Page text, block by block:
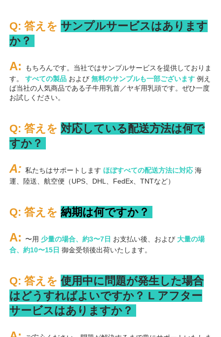
Q: 答えを サンプルサービスはあります
か？
A:
もちろんです。当社ではサンプルサービスを提供しておりま
す。 すべての製品 および 無料のサンプルも一部ございます 例え
ば当社の人気商品である子牛用乳首／ヤギ用乳頭です。ぜひ一度
お試しください。
Q: 答えを 対応している配送方法は何で
すか？
A: 私たちはサポートします ほぼすべての配送方法に対応 海
運、陸送、航空便（UPS、DHL、FedEx、TNTなど）
Q: 答えを 納期は何ですか？
A: 〜用 少量の場合、約3〜7日 お支払い後、および 大量の場
合、約10〜15日 御金受領後出荷いたします。
Q: 答えを 使用中に問題が発生した場合
はどうすればよいですか？ L アフター
サービスはありますか？